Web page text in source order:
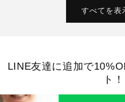
すべてを表
LINE友達に追加で
ト！